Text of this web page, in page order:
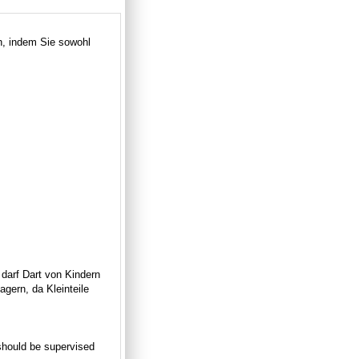
indem Sie sowohl
Dart von Kindern
da Kleinteile
be supervised